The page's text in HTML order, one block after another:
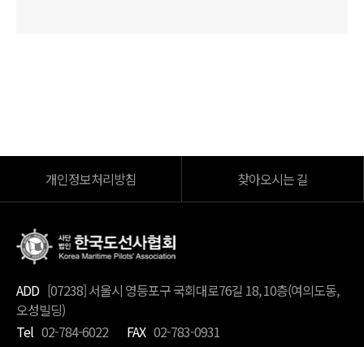
개인정보처리방침 찾아오시는 길
ADD [07238] 서울시 영등포구 국회대로76길 18, 10층(여의도동,
오성빌딩)
Tel 02-784-6022 FAX 02-783-0931